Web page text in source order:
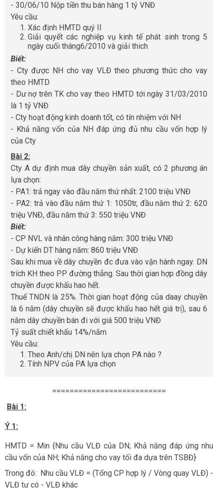
- 30/06/10 Nộp tiền thu bán hàng 1 tỷ VNĐ
Yêu cầu:
Xác định HMTD quý II
Giải quyết các nghiệp vụ kinh tế phát sinh trong 5
ngày cuối tháng6/2010 và giải thich
Biết:
- Cty được NH cho vay VLĐ theo phương thức cho vay
theo HMTD
- Dư nợ trên TK cho vay theo HMTD tới ngày 31/03/2010
là 1 tỷ VNĐ
- Cty hoạt động kinh doanh tốt, có tín nhiệm với NH
- Khả năng vốn của NH đáp ứng đủ nhu cầu vốn hợp lý
của Cty
Bài 2:
Cty A dự định mua dây chuyền sản xuất, có 2 phương án
lựa chọn:
- PA1: trả ngay vào đầu năm thứ nhất: 2100 triệu VNĐ
- PA2: trả vào đầu năm thứ 1: 1050tr, đầu năm thứ 2: 620
triệu VNĐ, đầu năm thứ 3: 550 triệu VNĐ
Biết:
- CP NVL và nhân công hàng năm: 300 triệu VNĐ
- Dự kiến DT hàng năm: 860 triệu VNĐ
Sau khi mua về dây chuyền đc đưa vào vận hành ngay. DN
trích KH theo PP đường thẳng. Sau thời gian hợp đồng dây
chuyền được khấu hao hết.
Thuế TNDN là 25%. Thời gian hoạt động của daay chuyền
là 6 năm (dây chuyền sẽ được khấu hao hết giá trị), sau 6
năm dây chuyền bán đi với giá 500 triệu VNĐ
Tỷ suất chiết khấu 14%/năm
Yêu cầu:
Theo Anh/chị DN nên lựa chọn PA nào ?
Tính NPV của PA lựa chọn
==========================
Bài 1:
Ý 1:
HMTD = Min {Nhu cầu VLĐ của DN; Khả năng đáp ứng nhu
cầu vốn của NH; Khả năng cho vay tối đa dựa trên TSBĐ}
Trong đó: Nhu cầu VLĐ = (Tổng CP hợp lý / Vòng quay VLĐ) -
VLĐ tự có - VLĐ khác